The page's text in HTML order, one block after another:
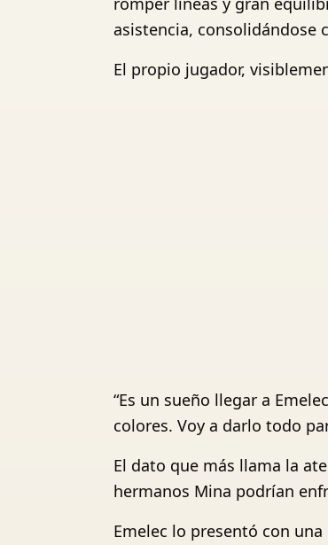
asistencia, consolidándose
El propio jugador,
“Es un sueño llegar a
colores. Voy a darlo todo
El dato que más llama la
hermanos Mina podrían
Emelec lo presentó con